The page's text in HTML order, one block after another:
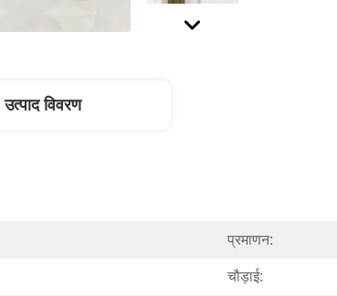
उत्पाद विवरण
प्रमाणन:
चौड़ाई: